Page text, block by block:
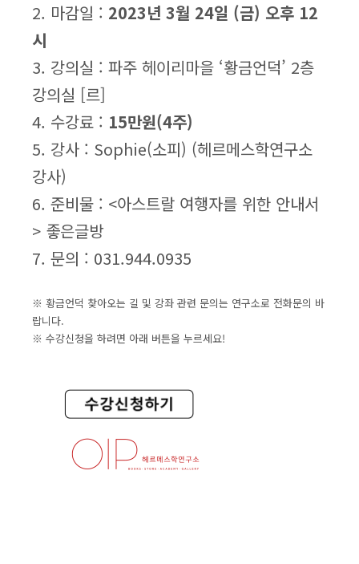
2. 마감일 : 2023년 3월 24일 (금) 오후 12
시
3. 강의실 : 파주 헤이리마을 ‘황금언덕’ 2층
강의실 [르]
4. 수강료 : 15만원(4주)
5. 강사 : Sophie(소피) (헤르메스학연구소
강사)
6. 준비물 : <아스트랄 여행자를 위한 안내서
> 좋은글방
7. 문의 : 031.944.0935
※ 황금언덕 찾아오는 길 및 강좌 관련 문의는 연구소로 전화문의 바
랍니다.
※ 수강신청을 하려면 아래 버튼을 누르세요!